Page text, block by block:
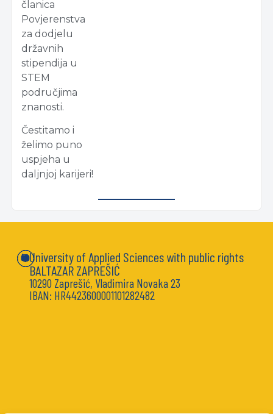
članica
Povjerenstva
za dodjelu
državnih
stipendija u
STEM
područjima
znanosti.
Čestitamo i
želimo puno
uspjeha u
daljnjoj karijeri!
University of Applied Sciences with public rights
BALTAZAR ZAPREŠIĆ
10290 Zaprešić, Vladimira Novaka 23
IBAN: HR4423600001101282482